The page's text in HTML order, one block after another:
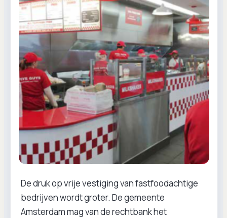
De druk op vrije vestiging van fastfoodachtige
bedrijven wordt groter. De gemeente
Amsterdam mag van de rechtbank het